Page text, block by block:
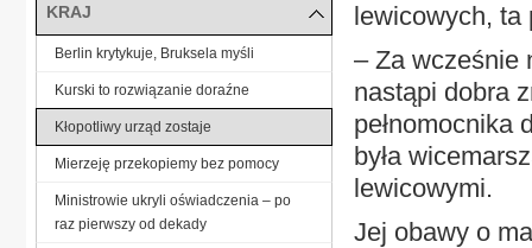
lewicowych, ta
– Za wcześnie
nastąpi dobra
pełnomocnika
była
lewicowymi.
Jej obawy o
KRAJ
Berlin krytykuje, Bruksela myśli
Kurski to rozwiązanie doraźne
Kłopotliwy urząd zostaje
Mierzeję przekopiemy bez pomocy
Ministrowie ukryli oświadczenia – po
raz pierwszy od dekady